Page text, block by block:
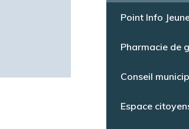
Offres d’emploi
Point Info
Pharmacie de
Conseil